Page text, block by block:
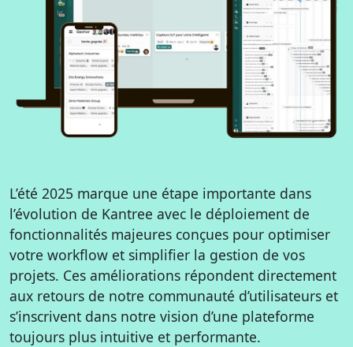
L’été 2025 marque une étape importante dans
l’évolution de Kantree avec le déploiement de
fonctionnalités majeures conçues pour optimiser
votre workflow et simplifier la gestion de vos
projets. Ces améliorations répondent directement
aux retours de notre communauté d’utilisateurs et
s’inscrivent dans notre vision d’une plateforme
toujours plus intuitive et performante.